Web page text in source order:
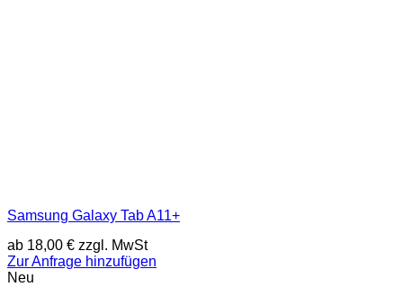
Samsung Galaxy Tab A11+
ab 18,00 € zzgl. MwSt
Zur Anfrage hinzufügen
Neu